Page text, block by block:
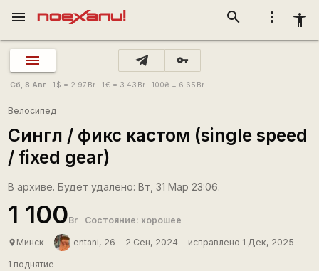
more_vert accessibility_new
search
menu
vpn_key
Сб, 8 Авг 1 $ = 2.97 Br 1€ = 3.43 Br 100₴ = 6.65 Br
Велосипед
Сингл / фикс кастом (single speed
/ fixed gear)
В архиве. Будет удалено: Вт, 31 Мар 23:06.
1 100Br Состояние: хорошее
place Минск entani, 26 2 Сен, 2024 исправлено 1 Дек, 2025
1 поднятие